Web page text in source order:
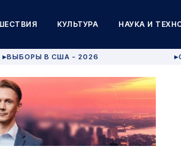
КУЛЬТУРА НАУКА И
▶ВЫБОРЫ В США - 2026 ▶